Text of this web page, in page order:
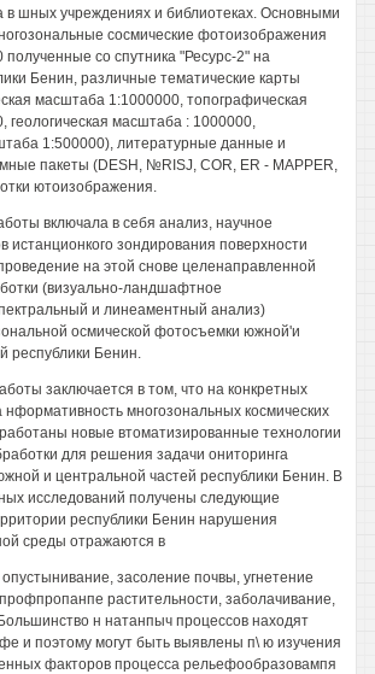
в шных учреждениях и библиотеках. Основными
сосмические фотоизображения
со спутника "Ресурс-2" на
Бенин, различные тематические карты
масштаба 1:1000000, топографическая
геологическая масштаба : 1000000,
1:500000), литературные данные и
пакеты (DESH, №RISJ, COR, ER - MAPPER,
ютоизображения.
включала в себя анализ, научное
зондирования поверхности
на этой снове целенаправленной
(визуально-ландшафтное
и линеаментный анализ)
осмической фотосъемки южной'и
республики Бенин.
заключается в том, что на конкретных
многозональных космических
новые втоматизированные технологии
для решения задачи ониторинга
и центральной частей республики Бенин. В
исследований получены следующие
республики Бенин нарушения
среды отражаются в
опустынивание, засоление почвы, угнетение
растительности, заболачивание,
н натанпыч процессов находят
и поэтому могут быть выявлены п\ ю изучения
факторов процесса рельефообразовампя